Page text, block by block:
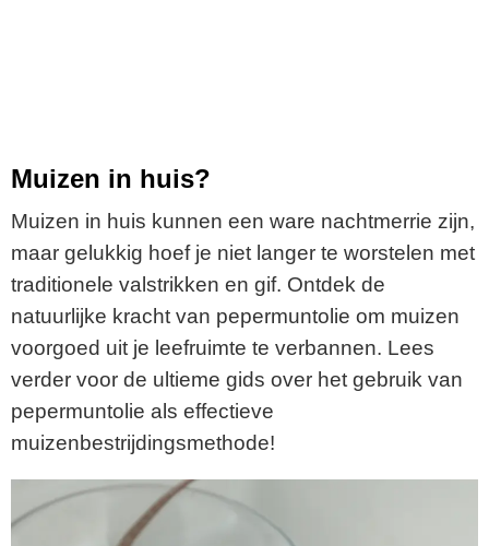
Muizen in huis?
Muizen in huis kunnen een ware nachtmerrie zijn,
maar gelukkig hoef je niet langer te worstelen met
traditionele valstrikken en gif. Ontdek de
natuurlijke kracht van pepermuntolie om muizen
voorgoed uit je leefruimte te verbannen. Lees
verder voor de ultieme gids over het gebruik van
pepermuntolie als effectieve
muizenbestrijdingsmethode!